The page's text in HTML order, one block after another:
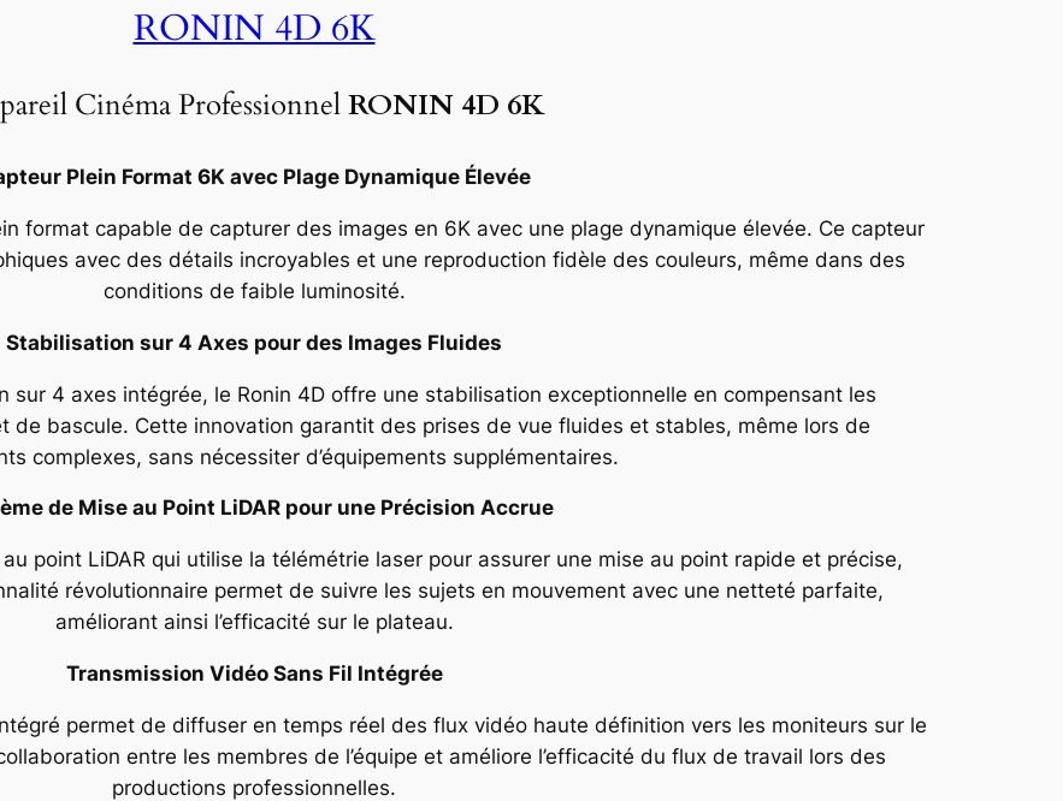
RONIN 4D 6K
Cinéma ProfessionnelRONIN 4D 6K
Plein Format 6K avec Plage Dynamique Élevée
format capable de capturer des images en 6K avec une plage dynamique élevée. Ce capteur
avec des détails incroyables et une reproduction fidèle des couleurs, même dans des
conditions de faible luminosité.
Stabilisation sur 4 Axes pour des Images Fluides
sur 4 axes intégrée, le Ronin 4D offre une stabilisation exceptionnelle en compensant les
de bascule. Cette innovation garantit des prises de vue fluides et stables, même lors de
complexes, sans nécessiter d’équipements supplémentaires.
de Mise au Point LiDAR pour une Précision Accrue
point LiDAR qui utilise la télémétrie laser pour assurer une mise au point rapide et précise,
révolutionnaire permet de suivre les sujets en mouvement avec une netteté parfaite,
améliorant ainsi l’efficacité sur le plateau.
Transmission Vidéo Sans Fil Intégrée
permet de diffuser en temps réel des flux vidéo haute définition vers les moniteurs sur le
entre les membres de l’équipe et améliore l’efficacité du flux de travail lors des
productions professionnelles.